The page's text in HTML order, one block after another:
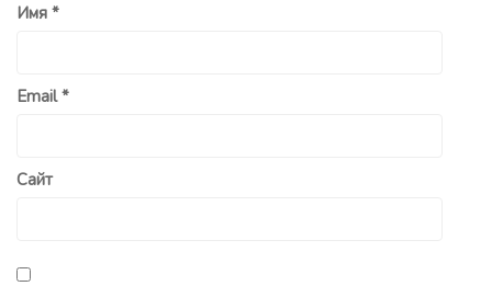
Имя *
Email*
Сайт